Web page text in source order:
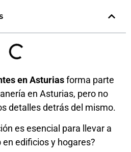
en Asturiasforma parte
en Asturias, pero no
detalles detrás del mismo.
es esencial para llevar a
edificios y hogares?